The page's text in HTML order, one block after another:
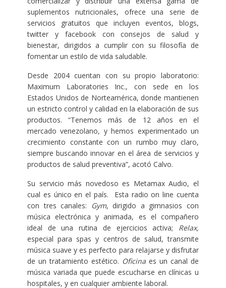
suplementos nutricionales, ofrece una serie de
servicios gratuitos que incluyen eventos, blogs,
twitter y facebook con consejos de salud y
bienestar, dirigidos a cumplir con su filosofía de
fomentar un estilo de vida saludable.
Desde 2004 cuentan con su propio laboratorio:
Maximum Laboratories Inc., con sede en los
Estados Unidos de Norteamérica, donde mantienen
un estricto control y calidad en la elaboración de sus
productos. “Tenemos más de 12 años en el
mercado venezolano, y hemos experimentado un
crecimiento constante con un rumbo muy claro,
siempre buscando innovar en el área de servicios y
productos de salud preventiva”, acotó Calvo.
Su servicio más novedoso es Metamax Audio, el
cual es único en el país. Esta radio on line cuenta
con tres canales:
Gym, dirigido a gimnasios con
música electrónica y animada, es el compañero
ideal de una rutina de ejercicios activa; Relax,
especial para spas y centros de salud, transmite
música suave y es perfecto para relajarse y disfrutar
de un tratamiento estético. Oficina es un canal de
música variada que puede escucharse en clínicas u
hospitales, y en cualquier ambiente laboral.